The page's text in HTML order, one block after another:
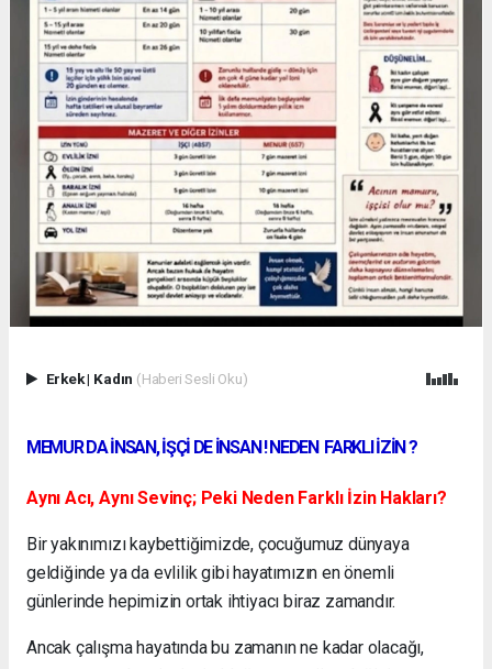
Erkek| Kadın (Haberi Sesli Oku)
MEMUR DA İNSAN, İŞÇİ DE İNSAN ! NEDEN FARKLI İZİN ?
Aynı Acı, Aynı Sevinç; Peki Neden Farklı İzin Hakları?
Bir yakınımızı kaybettiğimizde, çocuğumuz dünyaya
geldiğinde ya da evlilik gibi hayatımızın en önemli
günlerinde hepimizin ortak ihtiyacı biraz zamandır.
Ancak çalışma hayatında bu zamanın ne kadar olacağı,